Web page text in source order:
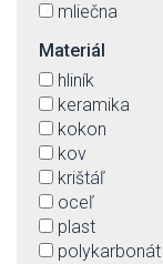
mliečna
opál
oranžová
strieborná
transparentná
zelená
zlatá
žltá
Materiál
hliník
keramika
kokon
kov
krištáľ
oceľ
plast
polykarbonát